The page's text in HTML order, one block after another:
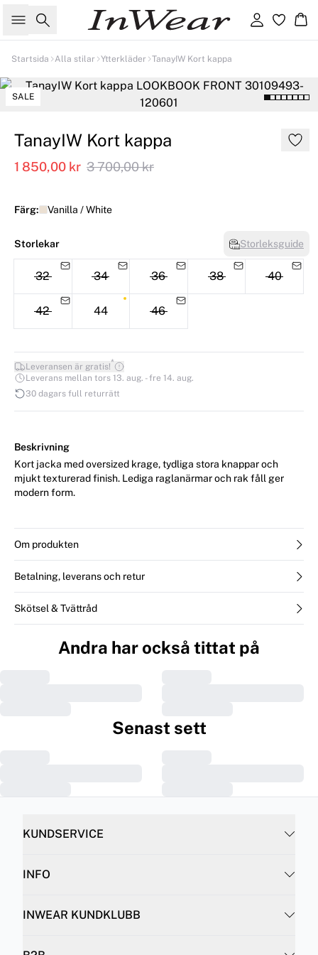
Sök Logga in
Startsida Alla stilar Ytterkläder TanayIW Kort kappa
SALE
TanayIW Kort kappa
1 850,00 kr 3 700,00 kr
Färg: Vanilla / White
Storlekar Storleksguide
32 34 36 38 40
42 44 46
Leveransen är gratis!*
Leverans mellan tors 13. aug. - fre 14. aug.
30 dagars full returrätt
Beskrivning
Kort jacka med oversized krage, tydliga stora knappar och
mjukt texturerad finish. Lediga raglanärmar och rak fåll ger
modern form.
Om produkten
Betalning, leverans och retur
Skötsel & Tvättråd
Andra har också tittat på
Senast sett
KUNDSERVICE
INFO
INWEAR KUNDKLUBB